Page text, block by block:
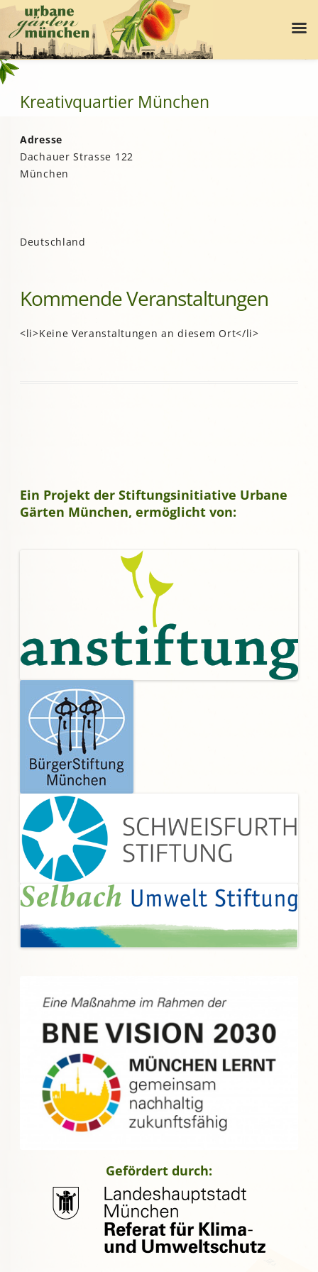
Kreativquartier München
Adresse
Dachauer Strasse 122
München
Deutschland
Kommende Veranstaltungen
<li>Keine Veranstaltungen an diesem Ort</li>
Ein Projekt der Stiftungsinitiative Urbane
Gärten München, ermöglicht von:
Gefördert durch: